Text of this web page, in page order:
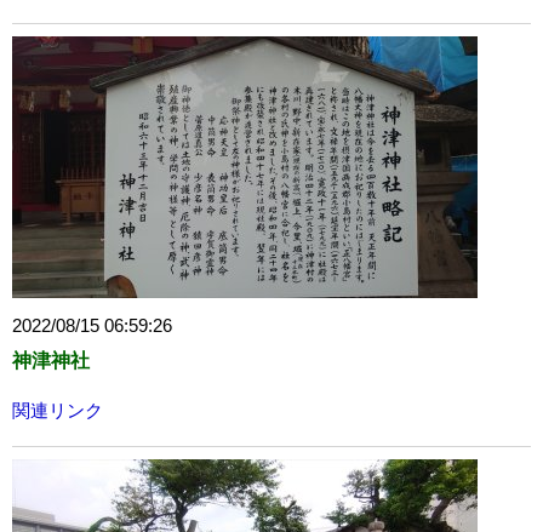
2022/08/15 06:59:26
神津神社
関連リンク